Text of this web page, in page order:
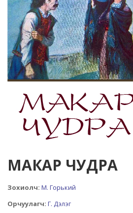
МАКАР ЧУДРА
Зохиолч: М. Горький
Орчуулагч: Г. Дэлэг